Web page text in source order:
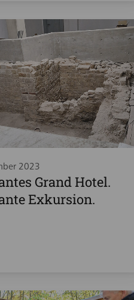
2023
Grand Hotel.
Exkursion.